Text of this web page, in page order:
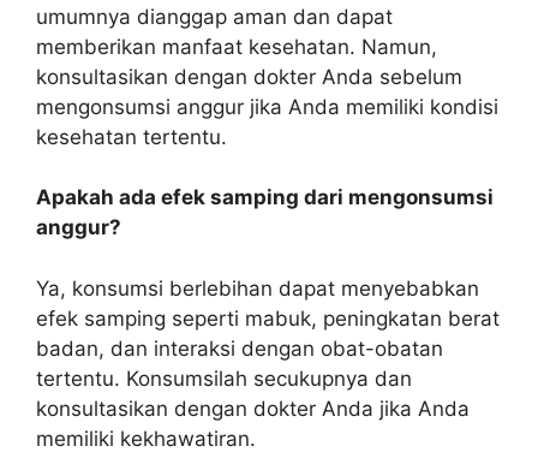
umumnya dianggap aman dan dapat
memberikan manfaat kesehatan. Namun,
konsultasikan dengan dokter Anda sebelum
mengonsumsi anggur jika Anda memiliki kondisi
kesehatan tertentu.
Apakah ada efek samping dari mengonsumsi
anggur?
Ya, konsumsi berlebihan dapat menyebabkan
efek samping seperti mabuk, peningkatan berat
badan, dan interaksi dengan obat-obatan
tertentu. Konsumsilah secukupnya dan
konsultasikan dengan dokter Anda jika Anda
memiliki kekhawatiran.